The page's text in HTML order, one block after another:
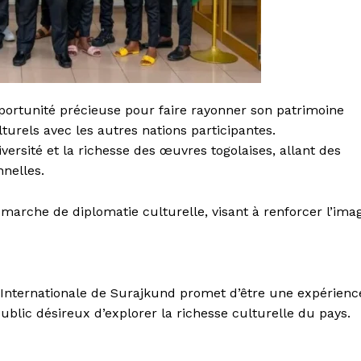
précieuse pour faire rayonner son patrimoine
avec les autres nations participantes.
et la richesse des œuvres togolaises, allant des
de diplomatie culturelle, visant à renforcer
de Surajkund promet d’être une
désireux d’explorer la richesse culturelle du pays.